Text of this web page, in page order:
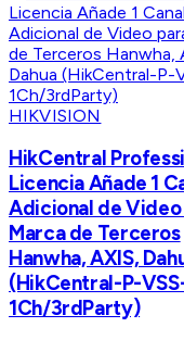
HIKVISION
HikCentral
Licencia Añade 1
Adicional de Video
Marca de Terceros
Hanwha, AXIS,
(HikCentral-P-
1Ch/3rdParty)